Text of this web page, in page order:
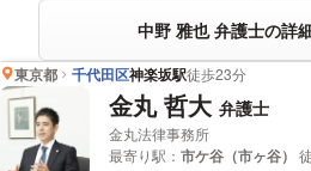
中野 雅也 弁護士の詳
東京都 千代田区神楽坂駅徒歩23分
金丸 哲大 弁護士
金丸法律事務所
最寄り駅： 市ケ谷（市ヶ谷）